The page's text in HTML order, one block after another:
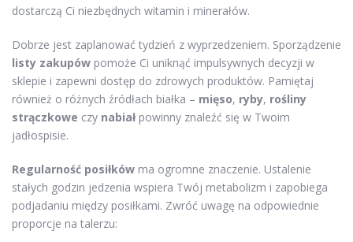
dostarczą Ci niezbędnych witamin i minerałów.
Dobrze jest zaplanować tydzień z wyprzedzeniem. Sporządzenie
listy zakupów pomoże Ci uniknąć impulsywnych decyzji w
sklepie i zapewni dostęp do zdrowych produktów. Pamiętaj
również o różnych źródłach białka – mięso, ryby, rośliny
strączkowe czy nabiałpowinny znaleźć się w Twoim
jadłospisie.
Regularność posiłków ma ogromne znaczenie. Ustalenie
stałych godzin jedzenia wspiera Twój metabolizm i zapobiega
podjadaniu między posiłkami. Zwróć uwagę na odpowiednie
proporcje na talerzu: